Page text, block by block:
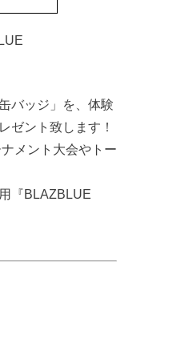
バッジ」を、体験
ゼント致します！
メント大会やトー
用『BLAZBLUE